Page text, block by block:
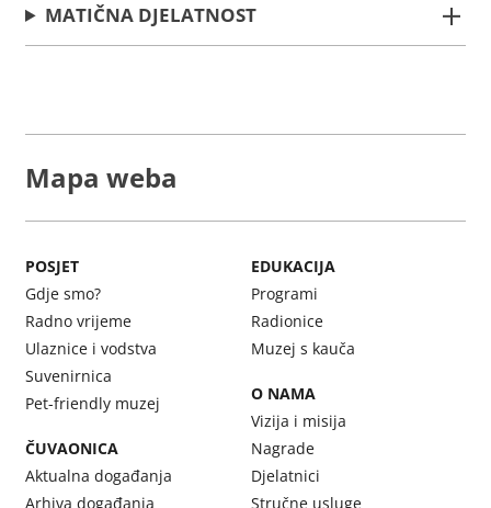
MATIČNA DJELATNOST
Mapa weba
POSJET
Gdje smo?
Radno vrijeme
Ulaznice i vodstva
Suvenirnica
Pet-friendly muzej
ČUVAONICA
Aktualna događanja
Arhiva događanja
EDUKACIJA
Programi
Radionice
Muzej s kauča
O NAMA
Vizija i misija
Nagrade
Djelatnici
Stručne usluge